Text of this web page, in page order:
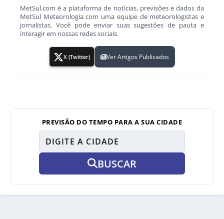
MetSul.com é a plataforma de notícias, previsões e dados da
MetSul Meteorologia com uma equipe de meteorologistas e
jornalistas. Você pode enviar suas sugestões de pauta e
interagir em nossas redes sociais.
X (Twitter) Ver Artigos Publicados
PREVISÃO DO TEMPO PARA A SUA CIDADE
BUSCAR